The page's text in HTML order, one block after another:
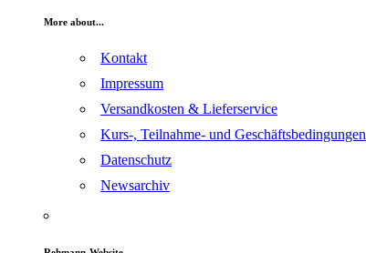
More about...
Kontakt
Impressum
Versandkosten & Lieferservice
Kurs-, Teilnahme- und Geschäftsbedingungen
Datenschutz
Newsarchiv